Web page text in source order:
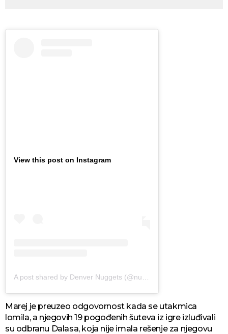
View this post on Instagram
Marej je preuzeo odgovornost kada se utakmica
lomila, a njegovih 19 pogođenih šuteva iz igre izluđivali
su odbranu Dalasa, koja nije imala rešenje za njegovu